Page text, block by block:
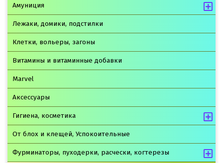
Амуниция
Лежаки, домики, подстилки
Клетки, вольеры, загоны
Витамины и витаминные добавки
Marvel
Аксессуары
Гигиена, косметика
От блох и клещей, Успокоительные
Фурминаторы, пуходерки, расчески, когтерезы